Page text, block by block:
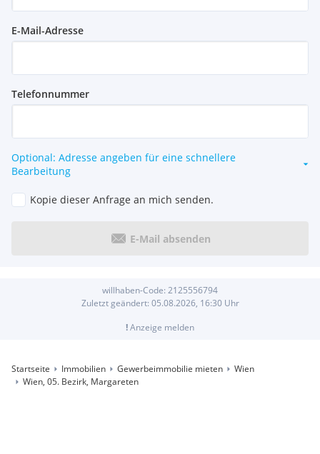
E-Mail-Adresse
Telefonnummer
Optional: Adresse angeben für eine schnellere
Bearbeitung
Kopie dieser Anfrage an mich senden.
E-Mail absenden
willhaben-Code: 2125556794
Zuletzt geändert: 05.08.2026, 16:30Uhr
!Anzeige melden
Startseite Immobilien Gewerbeimmobilie mieten
Wien
Wien, 05. Bezirk, Margareten